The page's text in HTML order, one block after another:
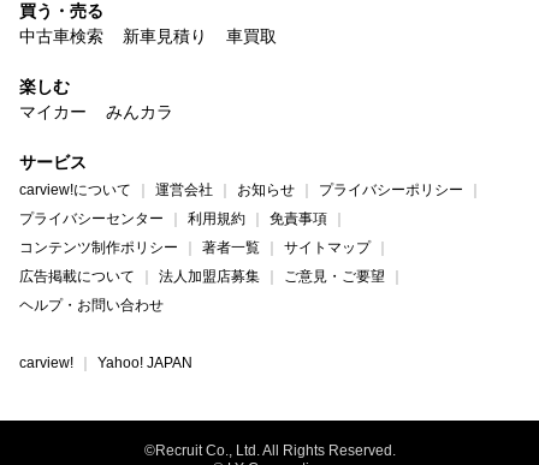
買う・売る
中古車検索
新車見積り 車買取
楽しむ
マイカー
みんカラ
サービス
carview!について 運営会社 お知らせ
プライバシーポリシー
プライバシーセンター
利用規約
免責事項
コンテンツ制作ポリシー
著者一覧
サイトマップ
広告掲載について
法人加盟店募集
ご意見・ご要望
ヘルプ・お問い合わせ
carview! Yahoo! JAPAN
©Recruit Co., Ltd. All Rights Reserved.